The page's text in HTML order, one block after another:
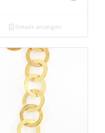
Details anzeigen